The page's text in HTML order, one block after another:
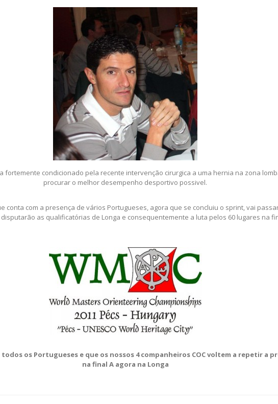
fortemente condicionado pela recente intervenção cirurgica a uma hernia na zona
procurar o melhor desempenho desportivo possivel.
conta com a presença de vários Portugueses, agora que se concluiu o sprint, vai
as qualificatórias de Longa e consequentemente a luta pelos 60 lugares na
os Portugueses e que os nossos 4 companheiros COC voltem a repetir a
na final A agora na Longa